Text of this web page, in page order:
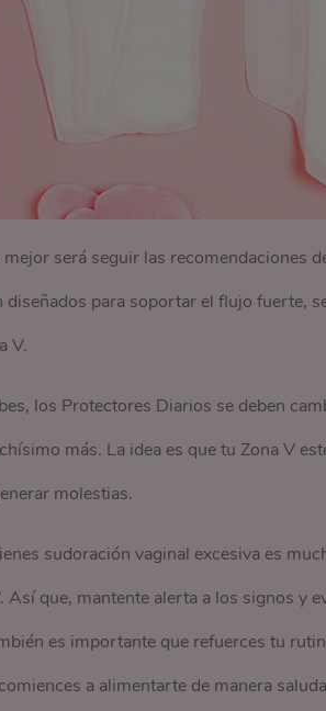
mejor será seguir las recomendaciones
diseñados para soportar el flujo fuerte,
V.
los Protectores Diarios se deben
más. La idea es que tu Zona V
molestias.
sudoración vaginal excesiva es
Así que, mantente alerta a los signos y
es importante que refuerces tu
a alimentarte de manera